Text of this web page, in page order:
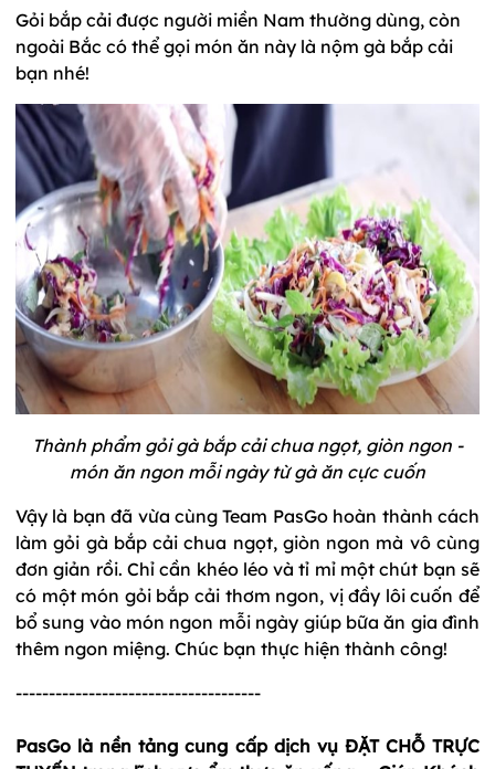
Gỏi bắp cải được người miền Nam thường dùng, còn
ngoài Bắc có thể gọi món ăn này là nộm gà bắp cải
bạn nhé!
Thành phẩm gỏi gà bắp cải chua ngọt, giòn ngon -
món ăn ngon mỗi ngày từ gà ăn cực cuốn
Vậy là bạn đã vừa cùng Team PasGo hoàn thành cách
làm gỏi gà bắp cải chua ngọt, giòn ngon mà vô cùng
đơn giản rồi. Chỉ cần khéo léo và tỉ mỉ một chút bạn sẽ
có một món gỏi bắp cải thơm ngon, vị đầy lôi cuốn để
bổ sung vào món ngon mỗi ngày giúp bữa ăn gia đình
thêm ngon miệng. Chúc bạn thực hiện thành công!
-------------------------------------
PasGo là nền tảng cung cấp dịch vụ ĐẶT CHỖ TRỰC